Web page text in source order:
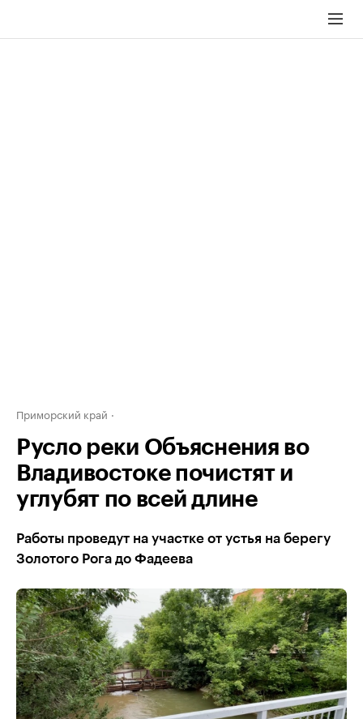
Приморский край
Русло реки Объяснения во
Владивостоке почистят и
углубят по всей длине
Работы проведут на участке от устья на берегу
Золотого Рога до Фадеева